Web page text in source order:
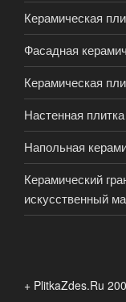
Керамическая
Фасадная
Керамическая
Настенная плитка
Напольная
Керамический
искусственный
+ PlitkaZdes.Ru